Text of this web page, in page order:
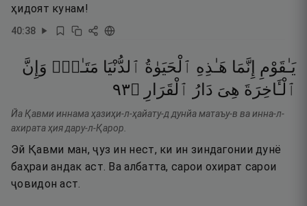
ҳидоят кунам!
40:38
يَـٰقَوْمِ إِنَّمَا هَـٰذِهِ ٱلْحَيَوٰةُ ٱلدُّنْيَا مَتَـٰعٌۭ وَإِنَّ
ٱلْـَٔاخِرَةَ هِىَ دَارُ ٱلْقَرَارِ ۝٣٩
Йа Қавми иннама ҳазиҳи-л-ҳайату-д дунйа матаъу-в ва инна-л-
ахирата ҳия дару-л-Қарор.
Эй Қавми ман, ҷуз ин нест, ки ин зиндагонии дунё
баҳраи андак аст. Ва албатта, сарои охират сарои
ҷовидон аст.